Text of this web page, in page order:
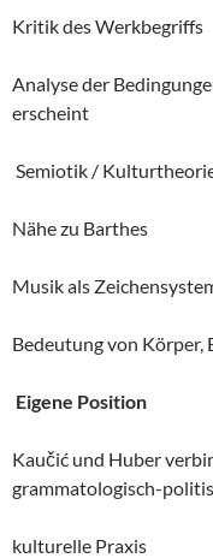
Kritik des Werkbegriffs
Analyse der
erscheint
Semiotik /
Nähe zu Barthes
Musik als
Bedeutung von Körper,
Eigene Position
Kaučić und Huber
grammatologisch-
kulturelle Praxis